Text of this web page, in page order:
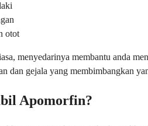
otot
menyedarinya membantu anda
dan gejala yang membimbangkan
Apomorfin?